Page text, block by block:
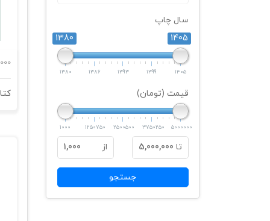
سال چاپ
1380
1405
1380 1386 1393 1399 1405
قیمت (تومان)
1000 1250750 2500500 3750250 5000000
تا 5,000,000 از 1,000
جستجو